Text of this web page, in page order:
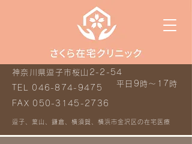
平日9時～17時
神奈川県逗子市桜山2-2-54
TEL 046-874-9475
FAX 050-3145-2736
逗子、葉山、鎌倉、横須賀、横浜市金沢区の在宅医療